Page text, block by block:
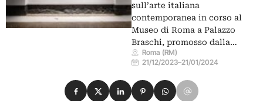
sull’arte italiana
contemporanea in corso al
Museo di Roma a Palazzo
Braschi, promosso dalla…
Roma (RM)
21/12/2023–21/01/2024
Condividi su Facebook
Condividi su X
Condividi su LinkedIn
Condividi su Pinterest
Condividi su WhatsApp
Condividi su Email